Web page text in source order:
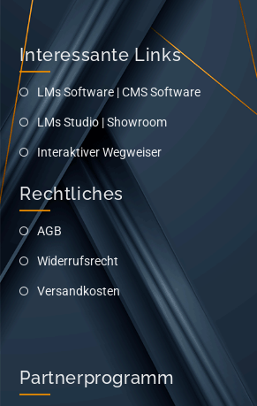
Interessante Links
LMs Software | CMS Software
LMs Studio | Showroom
Interaktiver Wegweiser
Rechtliches
AGB
Widerrufsrecht
Versandkosten
Partnerprogramm